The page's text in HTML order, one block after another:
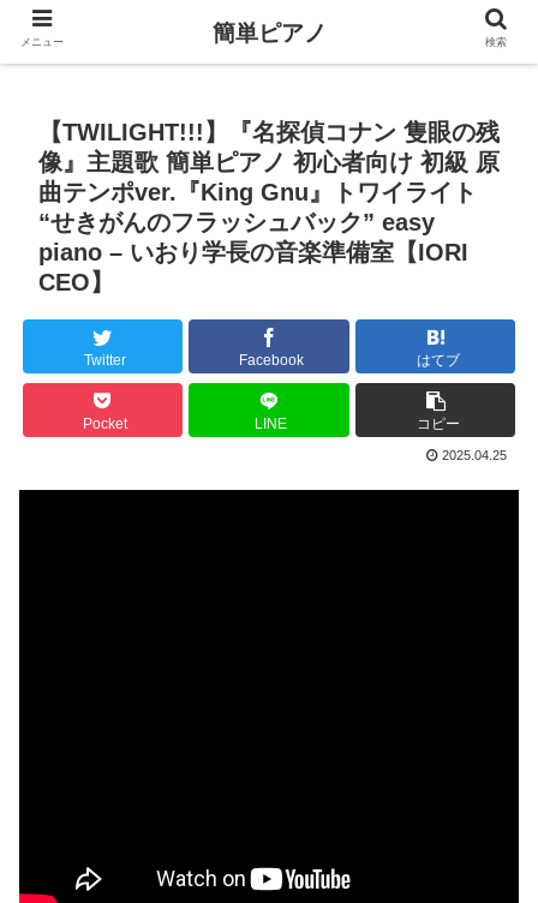
【TWILIGHT!!!】『名探偵コナン 隻眼の残
像』主題歌 簡単ピアノ 初心者向け 初級 原
曲テンポver.『King Gnu』トワイライト
“せきがんのフラッシュバック” easy
piano – いおり学長の音楽準備室【IORI
CEO】
Twitter Facebook はてブ
Pocket LINE コピー
2025.04.25
メニュー 簡単ピアノ 検索